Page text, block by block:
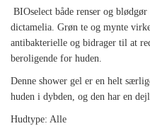
BIOselect både renser og
dictamelia. Grøn te og mynte
antibakterielle og bidrager til at
beroligende for huden.
Denne shower gel er en helt
huden i dybden, og den har en
Hudtype: Alle